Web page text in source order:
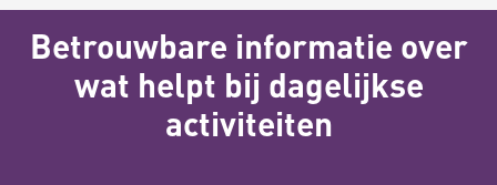
Betrouwbare informatie over
wat helpt bij dagelijkse
activiteiten